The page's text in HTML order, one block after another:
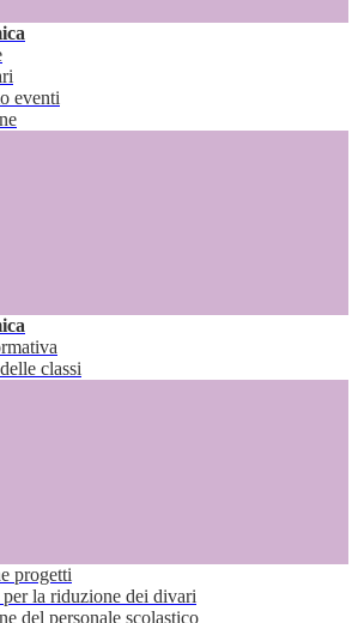
eventi
classi
progetti
la riduzione dei divari
del personale scolastico